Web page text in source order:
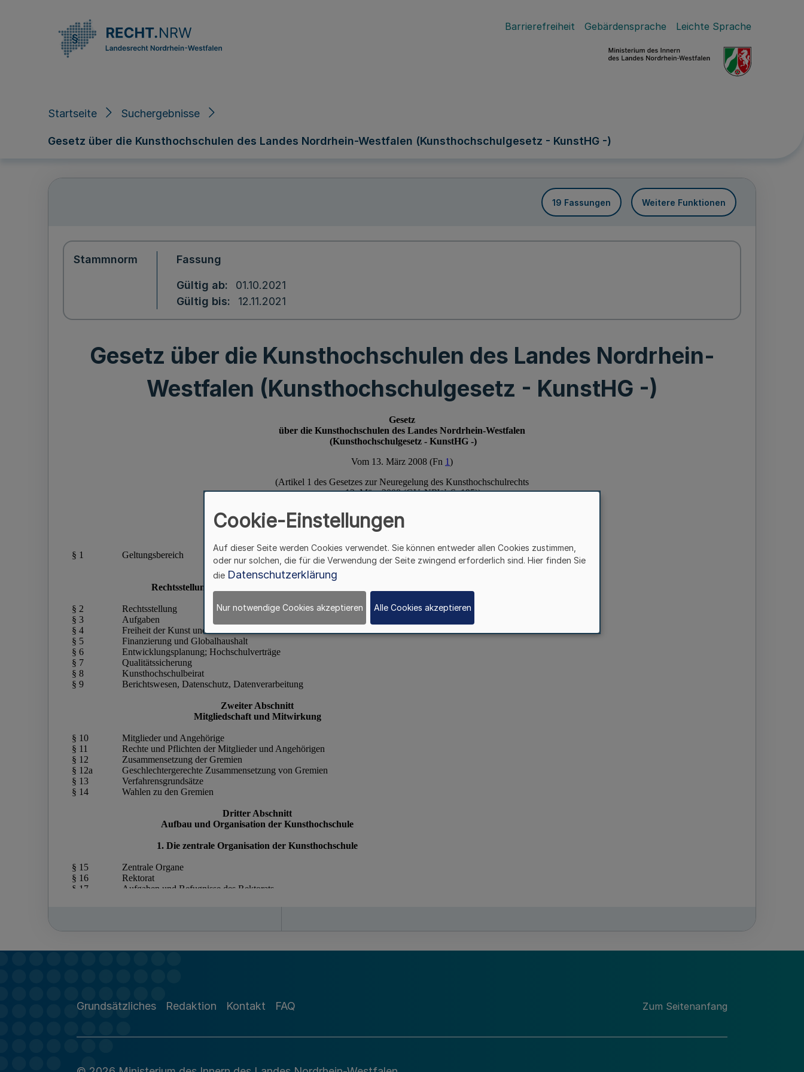
Barrierefreiheit Gebärdensprache Leichte Sprache
Startseite Suchergebnisse
Gesetz über die Kunsthochschulen des Landes Nordrhein-Westfalen (Kunsthochschulgesetz - KunstHG -)
19 Fassungen Weitere Funktionen
Stammnorm Fassung
Gültig ab
01.10.2021
Gültig bis
12.11.2021
Gesetz über die Kunsthochschulen des Landes Nordrhein-
Westfalen (Kunsthochschulgesetz - KunstHG -)
Grundsätzliches Redaktion Kontakt FAQ Zum Seitenanfang
Cookie-Einstellungen
Auf dieser Seite werden Cookies verwendet. Sie können entweder allen Cookies zustimmen,
oder nur solchen, die für die Verwendung der Seite zwingend erforderlich sind. Hier finden Sie
die Datenschutzerklärung
Nur notwendige Cookies akzeptieren Alle Cookies akzeptieren